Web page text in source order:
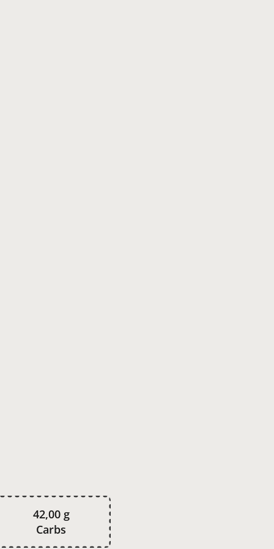
42,00 g
Carbs